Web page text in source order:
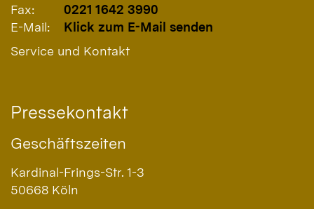
Fax:
0221 1642 3990
E-Mail:
Klick zum E-Mail senden
Service und Kontakt
Pressekontakt
Geschäftszeiten
Kardinal-Frings-Str. 1-3
50668 Köln